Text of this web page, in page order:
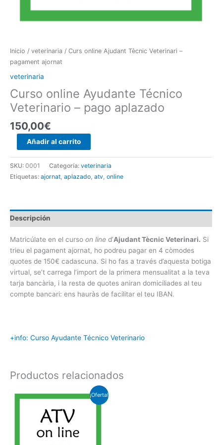
Inicio / veterinaria / Curs online Ajudant Tècnic Veterinari –
pagament ajornat
veterinaria
Curso online Ayudante Técnico
Veterinario – pago aplazado
150,00€
online
Veterinari
ajornat
cantidad
Añadir al carrito
SKU: 0001 Categoría: veterinaria
Etiquetas: ajornat aplazado atv online
Descripción
Matricúlate en el curso on line d’Ajudant Tècnic Veterinari. Si
trieu el pagament ajornat, ho podreu pagar en 4 còmodes
quotes de 150€ cadascuna. Si ho fas a través d’aquesta botiga
virtual, se’t carrega l’import de la primera mensualitat a la teva
tarja bancària, i la resta de quotes aniran domiciliades al teu
compte bancari: ens hauràs de facilitar el teu IBAN.
+info: Curso Ayudante Técnico Veterinario
Productos relacionados
¡Oferta!